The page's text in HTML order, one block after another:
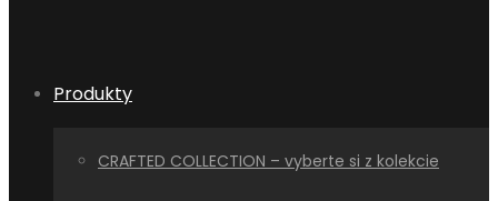
Produkty
CRAFTED COLLECTION – vyberte si z kolekcie